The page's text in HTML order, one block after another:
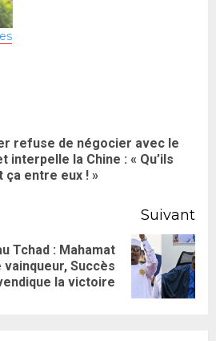
refuse de négocier avec le
interpelle la Chine : « Qu’ils
ça entre eux ! »
Suivant
Tchad : Mahamat
vainqueur, Succès
la victoire